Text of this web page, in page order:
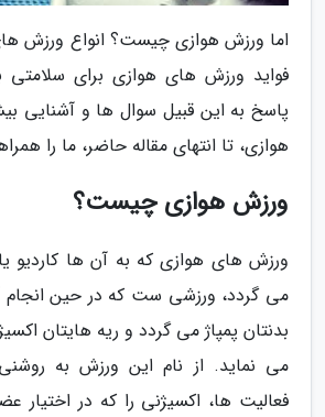
اما ورزش هوازی چیست؟ انواع ورزش
فواید ورزش های هوازی برای
پاسخ به این قبیل سوال ها و آشنایی
هوازی، تا انتهای مقاله حاضر، ما را
ورزش هوازی چیست؟
ورزش های هوازی که به آن ها کاردیو
می گردد، ورزشی ست که در حین انجام
بدنتان پمپاژ می گردد و ریه هایتان
می نماید. از نام این ورزش به
فعالیت ها، اکسیژنی را که در اختیار